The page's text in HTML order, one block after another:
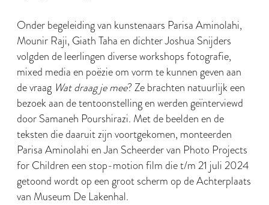
Onder begeleiding van kunstenaars Parisa Aminolahi,
Mounir Raji, Giath Taha en dichter Joshua Snijders
volgden de leerlingen diverse workshops fotografie,
mixed media en poëzie om vorm te kunnen geven aan
de vraag Wat draag je mee? Ze brachten natuurlijk een
bezoek aan de tentoonstelling en werden geïnterviewd
door Samaneh Pourshirazi. Met de beelden en de
teksten die daaruit zijn voortgekomen, monteerden
Parisa Aminolahi en Jan Scheerder van Photo Projects
for Children een stop-motion film die t/m 21 juli 2024
getoond wordt op een groot scherm op de Achterplaats
van Museum De Lakenhal.